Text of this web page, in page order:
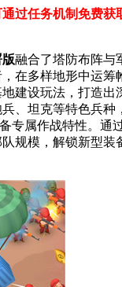
过任务机制免费获
融合了塔防布阵与
在多样地形中运筹
建设玩法，打造出
、坦克等特色兵种
专属作战特性。通
规模，解锁新型装